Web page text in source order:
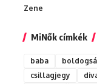
Zene
MiNők címkék
baba
csillagjegy